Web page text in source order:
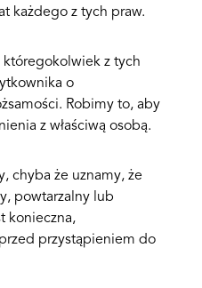
każdego z tych praw.
któregokolwiek z tych
o
Robimy to, aby
z właściwą osobą.
chyba że uznamy, że
powtarzalny lub
konieczna,
przystąpieniem do